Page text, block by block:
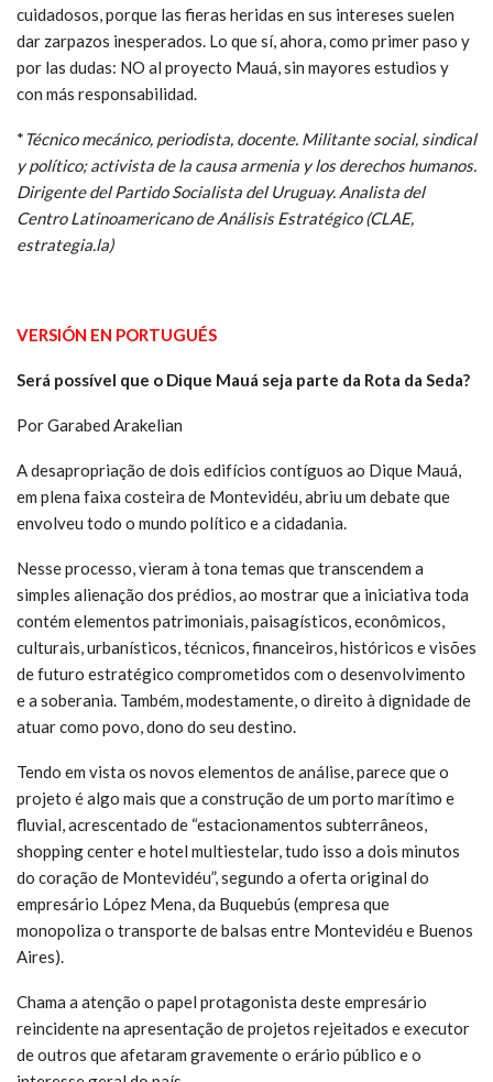
cuidadosos, porque las fieras heridas en sus intereses suelen
dar zarpazos inesperados. Lo que sí, ahora, como primer paso y
por las dudas: NO al proyecto Mauá, sin mayores estudios y
con más responsabilidad.
*Técnico mecánico, periodista, docente. Militante social, sindical
y político; activista de la causa armenia y los derechos humanos.
Dirigente del Partido Socialista del Uruguay. Analista del
Centro Latinoamericano de Análisis Estratégico (CLAE,
estrategia.la)
VERSIÓN EN PORTUGUÉS
Será possível que o Dique Mauá seja parte da Rota da Seda?
Por Garabed Arakelian
A desapropriação de dois edifícios contíguos ao Dique Mauá,
em plena faixa costeira de Montevidéu, abriu um debate que
envolveu todo o mundo político e a cidadania.
Nesse processo, vieram à tona temas que transcendem a
simples alienação dos prédios, ao mostrar que a iniciativa toda
contém elementos patrimoniais, paisagísticos, econômicos,
culturais, urbanísticos, técnicos, financeiros, históricos e visões
de futuro estratégico comprometidos com o desenvolvimento
e a soberania. Também, modestamente, o direito à dignidade de
atuar como povo, dono do seu destino.
Tendo em vista os novos elementos de análise, parece que o
projeto é algo mais que a construção de um porto marítimo e
fluvial, acrescentado de “estacionamentos subterrâneos,
shopping center e hotel multiestelar, tudo isso a dois minutos
do coração de Montevidéu”, segundo a oferta original do
empresário López Mena, da Buquebús (empresa que
monopoliza o transporte de balsas entre Montevidéu e Buenos
Aires).
Chama a atenção o papel protagonista deste empresário
reincidente na apresentação de projetos rejeitados e executor
de outros que afetaram gravemente o erário público e o